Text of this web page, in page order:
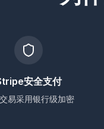
安全支付
易采用银行级加密